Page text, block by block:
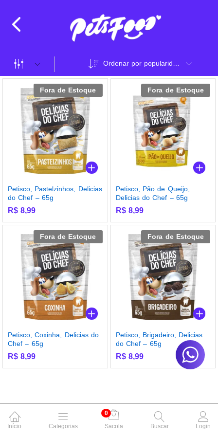
Fora de Estoque
Petisco, Pastelzinhos, Delicias
do Chef – 65g
R$ 8,99
Fora de Estoque
Petisco, Pão de Queijo,
Delicias do Chef – 65g
R$8,99
Fora de Estoque
Petisco, Coxinha, Delicias do
Chef – 65g
R$ 8,99
Fora de Estoque
Petisco, Brigadeiro, Delicias
do Chef – 65g
R$8,99
Início Categorias
0
Sacola
Buscar Login